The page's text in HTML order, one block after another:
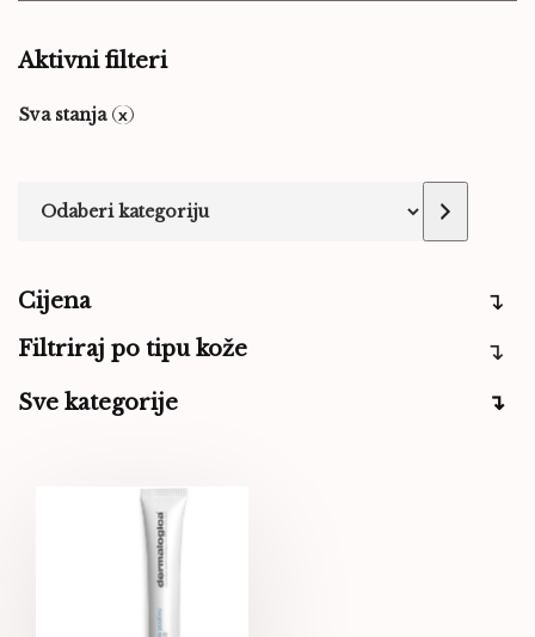
Aktivni filteri
Sva stanja
Cijena
Filtriraj po tipu kože
Sve kategorije